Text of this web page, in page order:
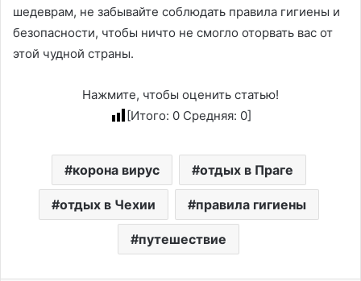
шедеврам, не забывайте соблюдать правила гигиены и
безопасности, чтобы ничто не смогло оторвать вас от
этой чудной страны.
Нажмите, чтобы оценить статью!
[Итого: 0Средняя: 0]
корона вирус отдых в Праге
отдых в Чехии правила гигиены
путешествие